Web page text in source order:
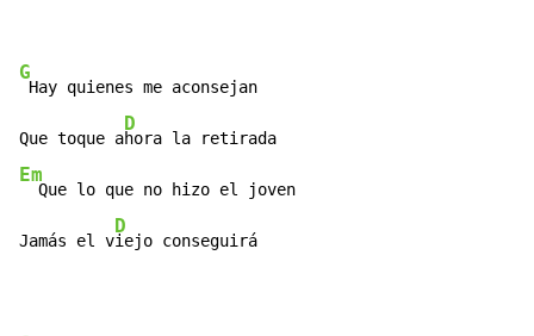
G
Hay quienes me aconsejan
Que toque a
D
Em
  Que lo que no hizo el joven
Jamás el v
D
iejo conseguirá